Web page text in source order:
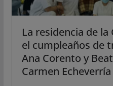
La residencia de
el cumpleaños de
Ana Corento y
Carmen Echeverría